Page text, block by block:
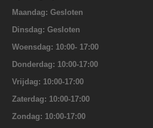
Maandag: Gesloten
Dinsdag: Gesloten
Woensdag: 10:00- 17:00
Donderdag: 10:00-17:00
Vrijdag: 10:00-17:00
Zaterdag: 10:00-17:00
Zondag: 10:00-17:00